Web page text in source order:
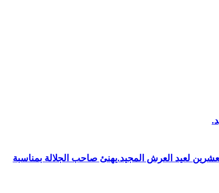
لعيد العرش المجيد.يهنئ صاحب الجلالة بمناسبة